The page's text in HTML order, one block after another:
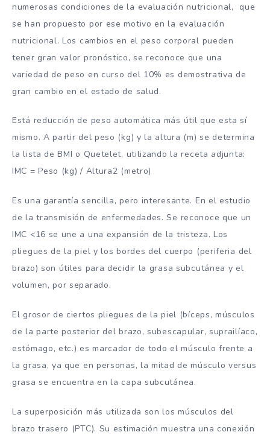
numerosas condiciones de la evaluación nutricional, que
se han propuesto por ese motivo en la evaluación
nutricional. Los cambios en el peso corporal pueden
tener gran valor pronóstico, se reconoce que una
variedad de peso en curso del 10% es demostrativa de
gran cambio en el estado de salud.
Está reducción de peso automática más útil que esta sí
mismo. A partir del peso (kg) y la altura (m) se determina
la lista de BMI o Quetelet, utilizando la receta adjunta:
IMC = Peso (kg) / Altura2 (metro)
Es una garantía sencilla, pero interesante. En el estudio
de la transmisión de enfermedades. Se reconoce que un
IMC <16 se une a una expansión de la tristeza. Los
pliegues de la piel y los bordes del cuerpo (periferia del
brazo) son útiles para decidir la grasa subcutánea y el
volumen, por separado.
El grosor de ciertos pliegues de la piel (bíceps, músculos
de la parte posterior del brazo, subescapular, suprailíaco,
estómago, etc.) es marcador de todo el músculo frente a
la grasa, ya que en personas, la mitad de músculo versus
grasa se encuentra en la capa subcutánea.
La superposición más utilizada son los músculos del
brazo trasero (PTC). Su estimación muestra una conexión